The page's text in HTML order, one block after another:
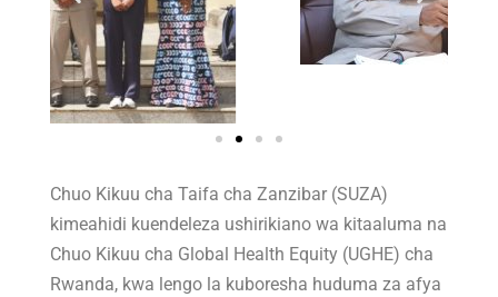
Chuo Kikuu cha Taifa cha Zanzibar (SUZA)
kimeahidi kuendeleza ushirikiano wa kitaaluma na
Chuo Kikuu cha Global Health Equity (UGHE) cha
Rwanda, kwa lengo la kuboresha huduma za afya